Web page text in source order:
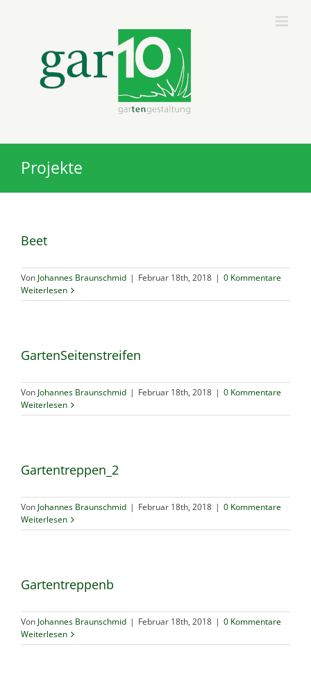
Projekte
Beet
Von Johannes Braunschmid | Februar 18th, 2018 | 0 Kommentare
Weiterlesen
GartenSeitenstreifen
Von Johannes Braunschmid | Februar 18th, 2018 | 0 Kommentare
Weiterlesen
Gartentreppen_2
Von Johannes Braunschmid | Februar 18th, 2018 | 0 Kommentare
Weiterlesen
Gartentreppenb
Von Johannes Braunschmid | Februar 18th, 2018 | 0 Kommentare
Weiterlesen